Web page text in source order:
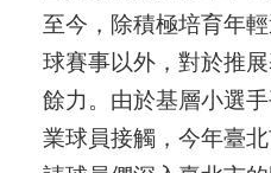
至今，除積極培育年
球賽事以外，對於推
餘力。由於基層小選
業球員接觸，今年臺